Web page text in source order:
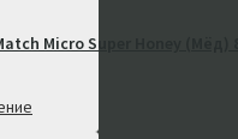
Micro Super Honey (Мёд)